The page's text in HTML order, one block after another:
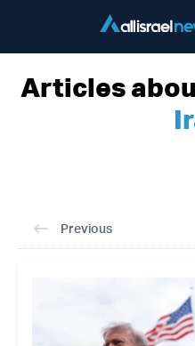
Articles
Previous